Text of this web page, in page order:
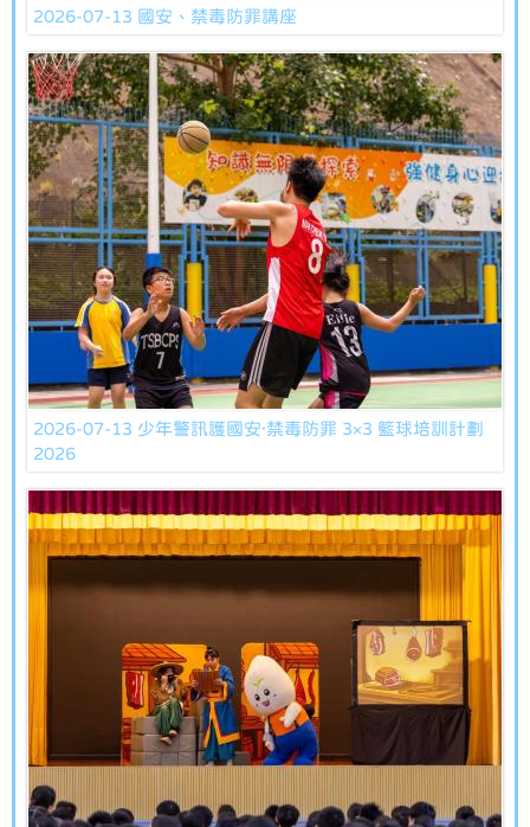
2026-07-13 國安、禁毒防罪講座
2026-07-13 少年警訊護國安·禁毒防罪 3×3 籃球培訓計劃
2026